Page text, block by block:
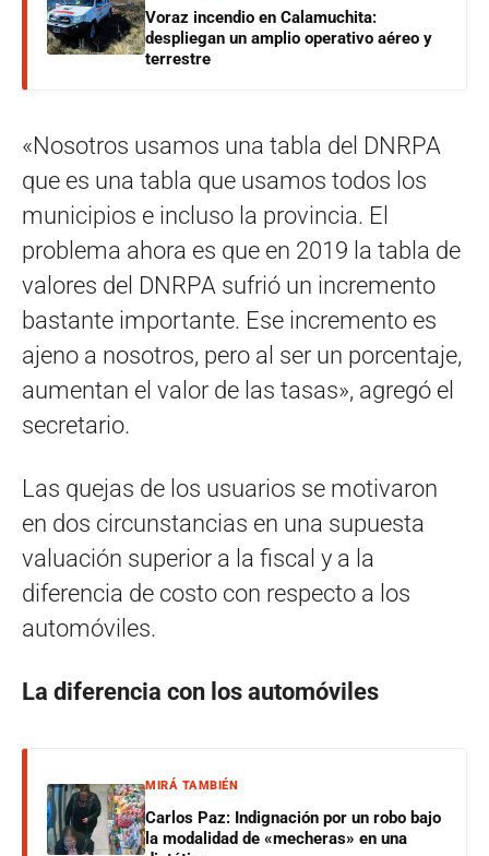
Voraz incendio en Calamuchita:
despliegan un amplio operativo aéreo y
terrestre
«Nosotros usamos una tabla del DNRPA
que es una tabla que usamos todos los
municipios e incluso la provincia. El
problema ahora es que en 2019 la tabla de
valores del DNRPA sufrió un incremento
bastante importante. Ese incremento es
ajeno a nosotros, pero al ser un porcentaje,
aumentan el valor de las tasas», agregó el
secretario.
Las quejas de los usuarios se motivaron
en dos circunstancias en una supuesta
valuación superior a la fiscal y a la
diferencia de costo con respecto a los
automóviles.
La diferencia con los automóviles
MIRÁ TAMBIÉN
Carlos Paz: Indignación por un robo bajo
la modalidad de «mecheras» en una